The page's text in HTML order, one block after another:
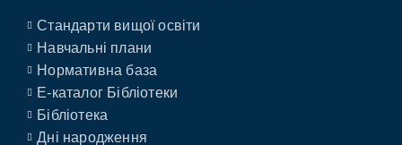
Стандарти вищої освіти
Навчальні плани
Нормативна база
E-каталог Бібліотеки
Бібліотека
Дні народження